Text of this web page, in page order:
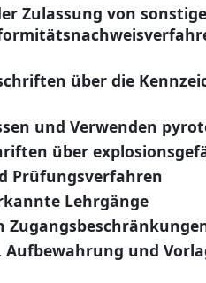
Zulassung von
über die
und Verwenden
über
Prüfungsverfahren
Lehrgänge
und